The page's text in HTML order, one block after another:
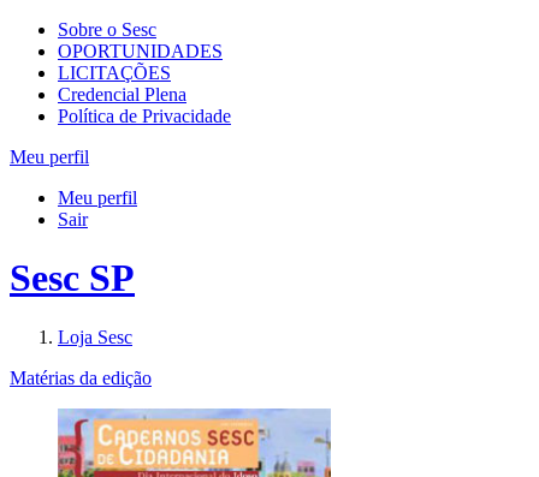
Sobre o Sesc
OPORTUNIDADES
LICITAÇÕES
Credencial Plena
Política de Privacidade
Meu perfil
Meu perfil
Sair
Sesc SP
Loja Sesc
Matérias da edição